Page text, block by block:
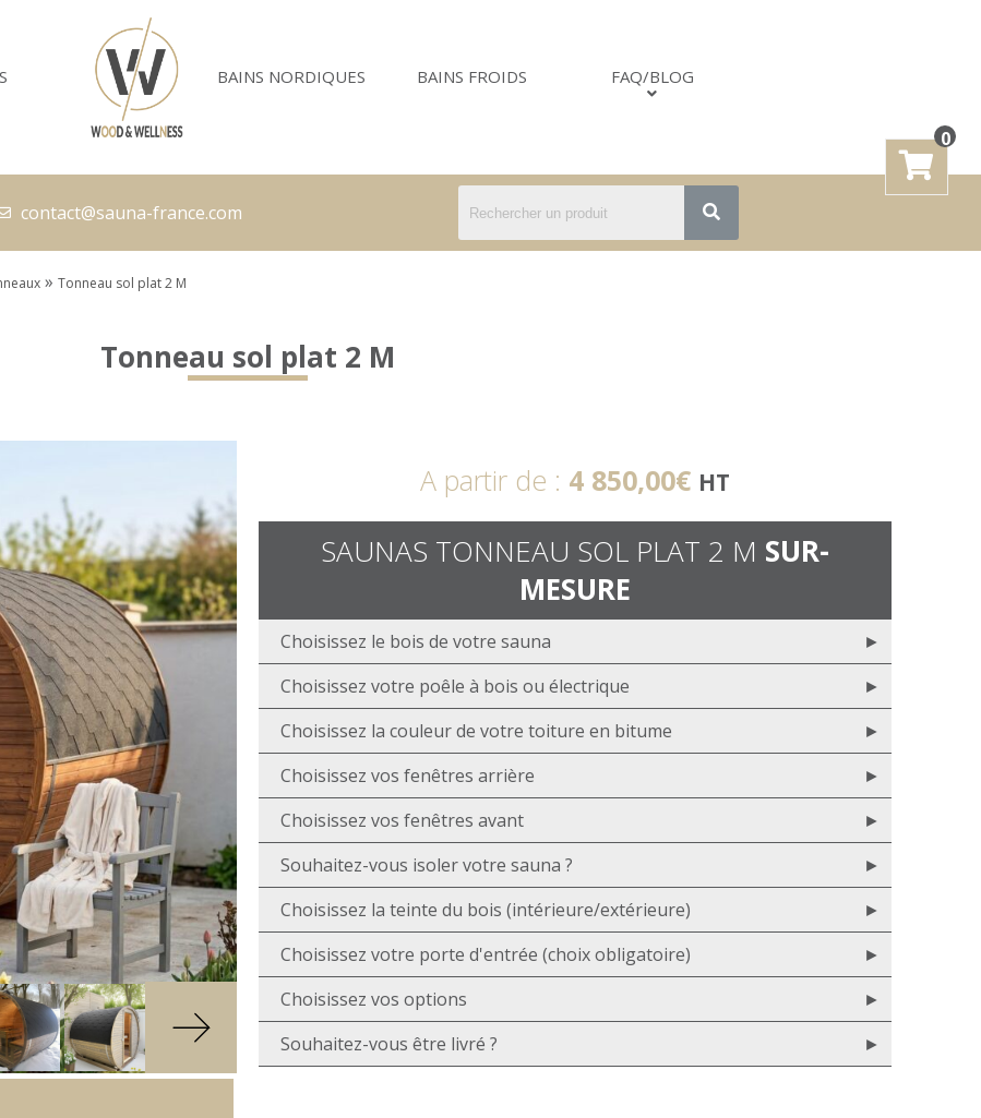
BAINS NORDIQUES BAINS FROIDS FAQ/BLOG
contact@sauna-france.com
0
» Tonneau sol plat 2 M
Tonneau sol plat 2 M
A partir de : 4 850,00€ HT
SAUNAS TONNEAU SOL PLAT 2 M SUR-
MESURE
Choisissez le bois de votre sauna
Choisissez votre poêle à bois ou électrique
Choisissez la couleur de votre toiture en bitume
Choisissez vos fenêtres arrière
Choisissez vos fenêtres avant
Souhaitez-vous isoler votre sauna ?
Choisissez la teinte du bois (intérieure/extérieure)
Choisissez votre porte d'entrée (choix obligatoire)
Choisissez vos options
Souhaitez-vous être livré ?